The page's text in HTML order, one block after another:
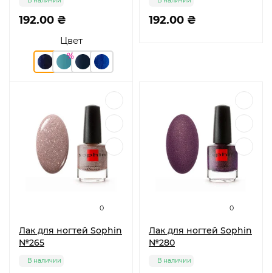
Цвет
192.00 ₴ 192.00 ₴
0
Лак для ногтей Sophin
№265
В наличии
0
Лак для ногтей Sophin
№280
В наличии